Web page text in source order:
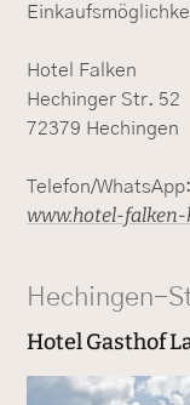
Hotel Falken
Hechinger Str. 52
72379 Hechingen
Telefon/WhatsApp:
www.hotel-
Hechingen-
Hotel Gasthof